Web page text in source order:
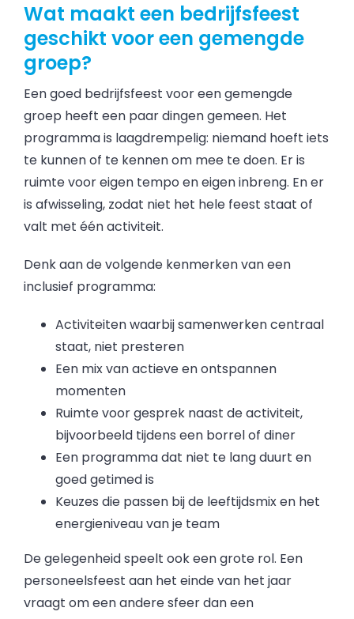
Wat maakt een bedrijfsfeest
geschikt voor een gemengde
groep?
Een goed bedrijfsfeest voor een gemengde
groep heeft een paar dingen gemeen. Het
programma is laagdrempelig: niemand hoeft iets
te kunnen of te kennen om mee te doen. Er is
ruimte voor eigen tempo en eigen inbreng. En er
is afwisseling, zodat niet het hele feest staat of
valt met één activiteit.
Denk aan de volgende kenmerken van een
inclusief programma:
Activiteiten waarbij samenwerken centraal
staat, niet presteren
Een mix van actieve en ontspannen
momenten
Ruimte voor gesprek naast de activiteit,
bijvoorbeeld tijdens een borrel of diner
Een programma dat niet te lang duurt en
goed getimed is
Keuzes die passen bij de leeftijdsmix en het
energieniveau van je team
De gelegenheid speelt ook een grote rol. Een
personeelsfeest aan het einde van het jaar
vraagt om een andere sfeer dan een